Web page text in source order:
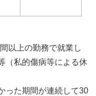
以上の勤務で就業し
（私的傷病等による休
った期間が連続して30